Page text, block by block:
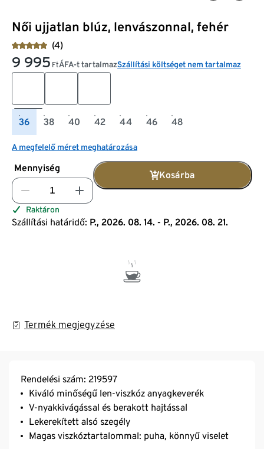
Női ujjatlan blúz, lenvászonnal, fehér
(4)
9 995 FtÁFA-t tartalmazSzállítási költséget nem tartalmaz
36 38 40 42 44 46 48
A megfelelő méret meghatározása
Mennyiség
Kosárba
Raktáron
Szállítási határidő: P., 2026. 08. 14. - P., 2026. 08. 21.
Termék megjegyzése
Rendelési szám: 219597
Kiváló minőségű len-viszkóz anyagkeverék
V-nyakkivágással és berakott hajtással
Lekerekített alsó szegély
Magas viszkóztartalommal: puha, könnyű viselet